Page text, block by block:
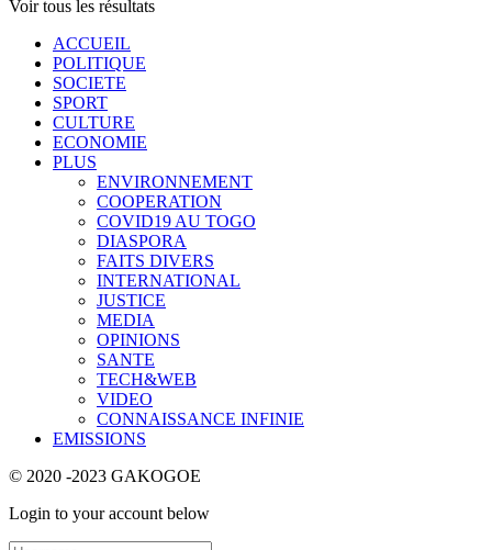
Voir tous les résultats
ACCUEIL
POLITIQUE
SOCIETE
SPORT
CULTURE
ECONOMIE
PLUS
ENVIRONNEMENT
COOPERATION
COVID19 AU TOGO
DIASPORA
FAITS DIVERS
INTERNATIONAL
JUSTICE
MEDIA
OPINIONS
SANTE
TECH&WEB
VIDEO
CONNAISSANCE INFINIE
EMISSIONS
© 2020 -2023 GAKOGOE
Login to your account below